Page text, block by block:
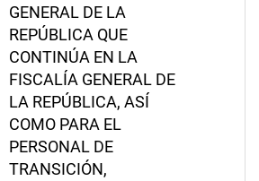
GENERAL DE LA
REPÚBLICA QUE
CONTINÚA EN LA
FISCALÍA GENERAL DE
LA REPÚBLICA, ASÍ
COMO PARA EL
PERSONAL DE
TRANSICIÓN,